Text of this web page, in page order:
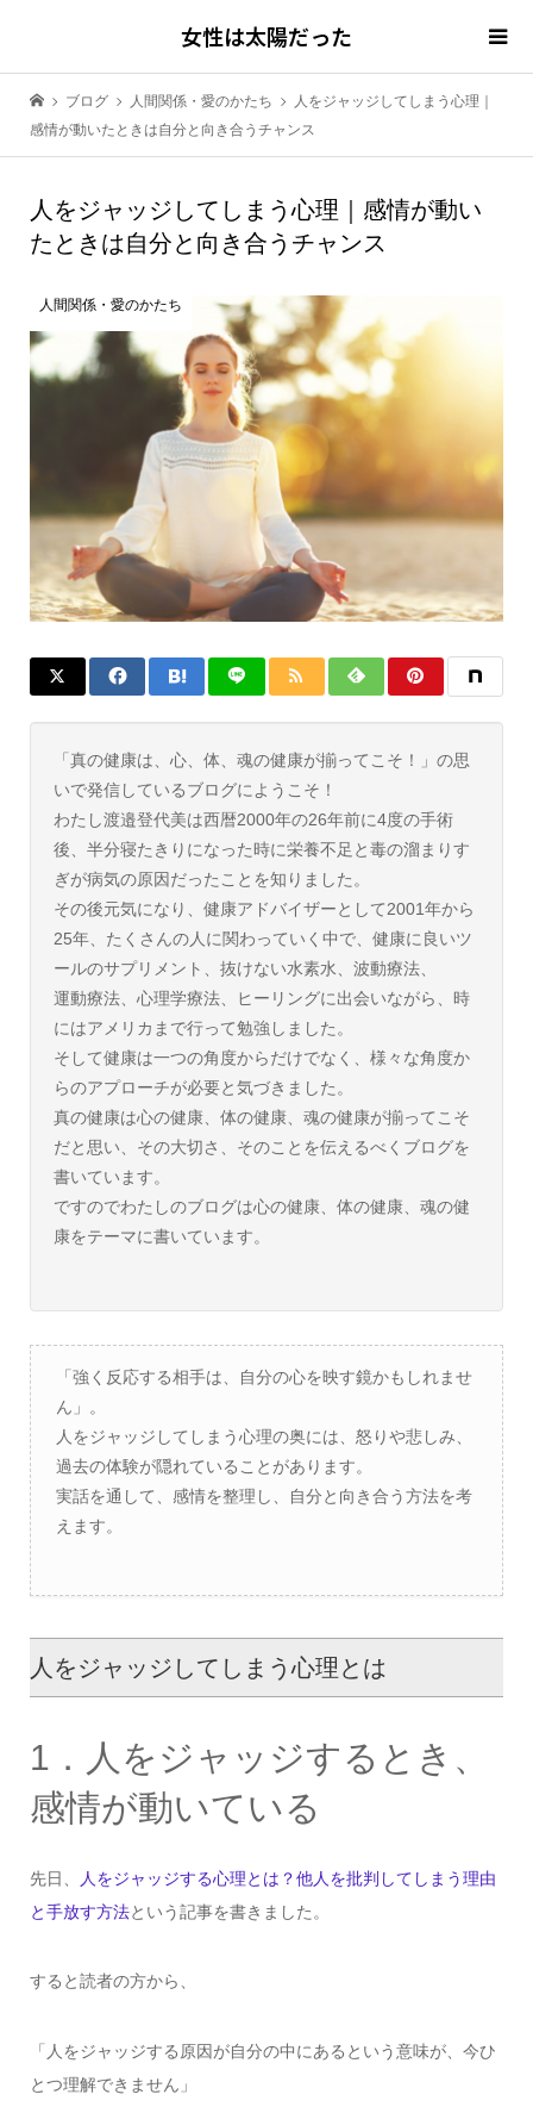
女性は太陽だった
ブログ 人間関係・愛のかたち
人をジャッジしてしまう心理｜
感情が動いたときは自分と向き合うチャンス
人をジャッジしてしまう心理｜感情が動い
たときは自分と向き合うチャンス
人間関係・愛のかたち
「真の健康は、心、体、魂の健康が揃ってこそ！」の思
いで発信しているブログにようこそ！
わたし渡邉登代美は西暦2000年の26年前に4度の手術
後、半分寝たきりになった時に栄養不足と毒の溜まりす
ぎが病気の原因だったことを知りました。
その後元気になり、健康アドバイザーとして2001年から
25年、たくさんの人に関わっていく中で、健康に良いツ
ールのサプリメント、抜けない水素水、波動療法、
運動療法、心理学療法、ヒーリングに出会いながら、時
にはアメリカまで行って勉強しました。
そして健康は一つの角度からだけでなく、様々な角度か
らのアプローチが必要と気づきました。
真の健康は心の健康、体の健康、魂の健康が揃ってこそ
だと思い、その大切さ、そのことを伝えるべくブログを
書いています。
ですのでわたしのブログは心の健康、体の健康、魂の健
康をテーマに書いています。
「強く反応する相手は、自分の心を映す鏡かもしれませ
ん」。
人をジャッジしてしまう心理の奥には、怒りや悲しみ、
過去の体験が隠れていることがあります。
実話を通して、感情を整理し、自分と向き合う方法を考
えます。
人をジャッジしてしまう心理とは
1．人をジャッジするとき、
感情が動いている
先日、
人をジャッジする心理とは？他人を批判してしまう理由
と手放す方法という記事を書きました。
すると読者の方から、
「人をジャッジする原因が自分の中にあるという意味が、今ひ
とつ理解できません」